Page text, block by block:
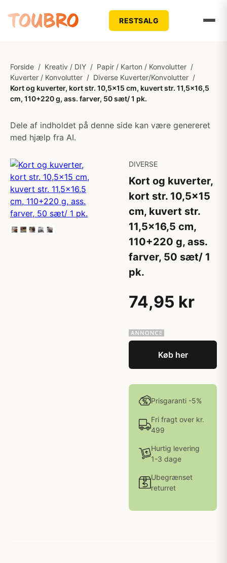
RESTSALG
Forside / Kreativ / DIY / Papir / Karton / Konvolutter /
Kuverter / Konvolutter / Diverse Kuverter/Konvolutter /
Kort og kuverter, kort str. 10,5x15 cm, kuvert str. 11,5x16,5
cm, 110+220 g, ass. farver, 50 sæt/ 1 pk.
Dele af indholdet på denne side kan være genereret
med hjælp fra AI.
DIVERSE
Kort og kuverter,
kort str. 10,5x15
cm, kuvert str.
11,5x16,5 cm,
110+220 g, ass.
farver, 50 sæt/ 1
pk.
74,95 kr
Køb her
Prisgaranti -5%
Fri fragt over kr.
499
Hurtig levering
1-3 dage
Ubegrænset
returret